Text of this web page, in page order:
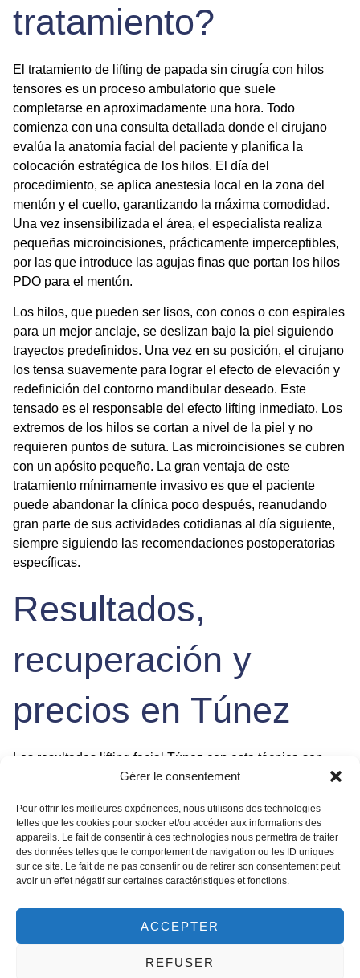
Gérer le consentement
Pour offrir les meilleures expériences, nous utilisons des technologies
telles que les cookies pour stocker et/ou accéder aux informations des
appareils. Le fait de consentir à ces technologies nous permettra de traiter
des données telles que le comportement de navigation ou les ID uniques
sur ce site. Le fait de ne pas consentir ou de retirer son consentement peut
avoir un effet négatif sur certaines caractéristiques et fonctions.
ACCEPTER
REFUSER
tratamiento?
El tratamiento de lifting de papada sin cirugía con hilos
tensores es un proceso ambulatorio que suele
completarse en aproximadamente una hora. Todo
comienza con una consulta detallada donde el cirujano
evalúa la anatomía facial del paciente y planifica la
colocación estratégica de los hilos. El día del
procedimiento, se aplica anestesia local en la zona del
mentón y el cuello, garantizando la máxima comodidad.
Una vez insensibilizada el área, el especialista realiza
pequeñas microincisiones, prácticamente imperceptibles,
por las que introduce las agujas finas que portan los hilos
PDO para el mentón.
Los hilos, que pueden ser lisos, con conos o con espirales
para un mejor anclaje, se deslizan bajo la piel siguiendo
trayectos predefinidos. Una vez en su posición, el cirujano
los tensa suavemente para lograr el efecto de elevación y
redefinición del contorno mandibular deseado. Este
tensado es el responsable del efecto lifting inmediato. Los
extremos de los hilos se cortan a nivel de la piel y no
requieren puntos de sutura. Las microincisiones se cubren
con un apósito pequeño. La gran ventaja de este
tratamiento mínimamente invasivo es que el paciente
puede abandonar la clínica poco después, reanudando
gran parte de sus actividades cotidianas al día siguiente,
siempre siguiendo las recomendaciones postoperatorias
específicas.
Resultados,
recuperación y
precios en Túnez
Los resultados lifting facial Túnez con esta técnica son
visibles de forma instantánea, con un óvalo facial más
Durante las siguientes semanas, a medida que el
organismo produce nuevo colágeno estimulado por los
hilos PDO, la piel gana en densidad, firmeza y calidad,
perfeccionando aún más el efecto. La recuperación es
hematomas menores y una sensación de tirantez que
desaparece en pocos días. Se recomienda evitar
dormir boca abajo durante la primera semana.